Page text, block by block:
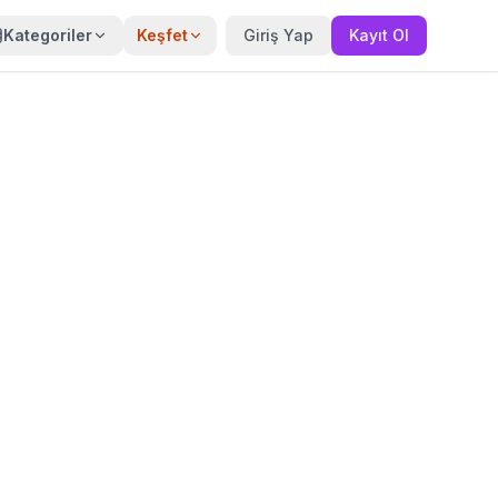
Kategoriler Keşfet Giriş Yap Kayıt Ol